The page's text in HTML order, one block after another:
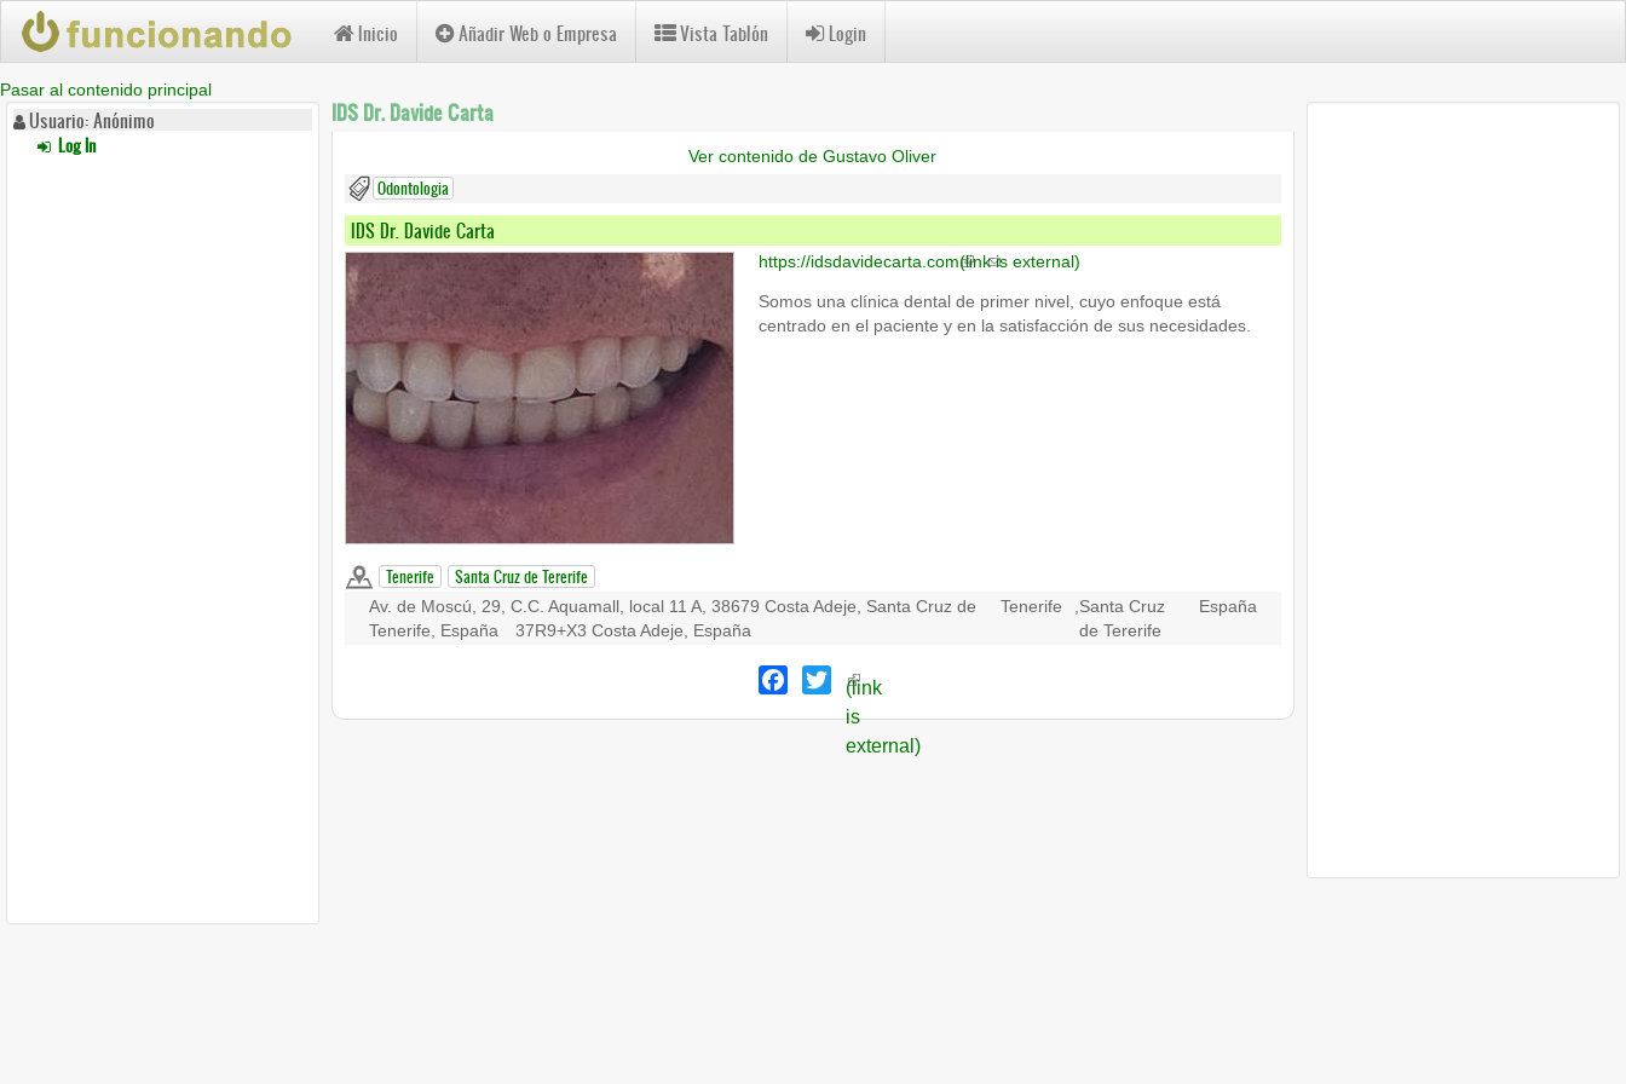
Pasar al contenido principal
Inicio Añadir Web o Empresa Vista Tablón Login
Usuario: Anónimo
Log In
IDS Dr. Davide Carta
Ver contenido de Gustavo Oliver
Odontologia
IDS Dr. Davide Carta
https://idsdavidecarta.com(link is external)
Somos una clínica dental de primer nivel, cuyo enfoque está
centrado en el paciente y en la satisfacción de sus necesidades.
Tenerife Santa Cruz de Tererife
Av. de Moscú, 29, C.C. Aquamall, local 11 A, 38679 Costa Adeje, Santa Cruz de
Tenerife, España
37R9+X3 Costa Adeje, España
Tenerife
Santa Cruz
de Tererife
España
Facebook
Twitter
(link
is
external)